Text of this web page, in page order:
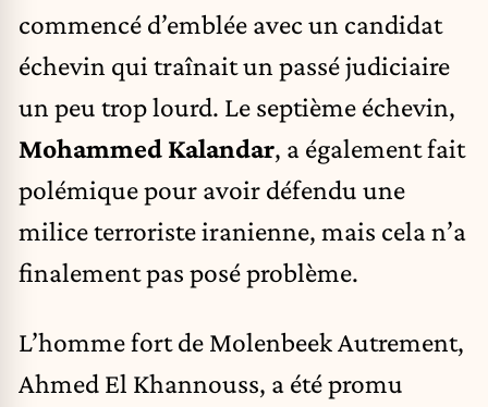
commencé d’emblée avec un candidat
échevin qui traînait un passé judiciaire
un peu trop lourd. Le septième échevin,
Mohammed Kalandar, a également fait
polémique pour avoir défendu une
milice terroriste iranienne, mais cela n’a
finalement pas posé problème.
L’homme fort de Molenbeek Autrement,
Ahmed El Khannouss, a été promu